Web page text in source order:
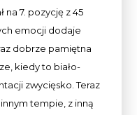
na 7. pozycję z 45
emocji dodaje
dobrze pamiętna
kiedy to biało-
zwycięsko. Teraz
tempie, z inną